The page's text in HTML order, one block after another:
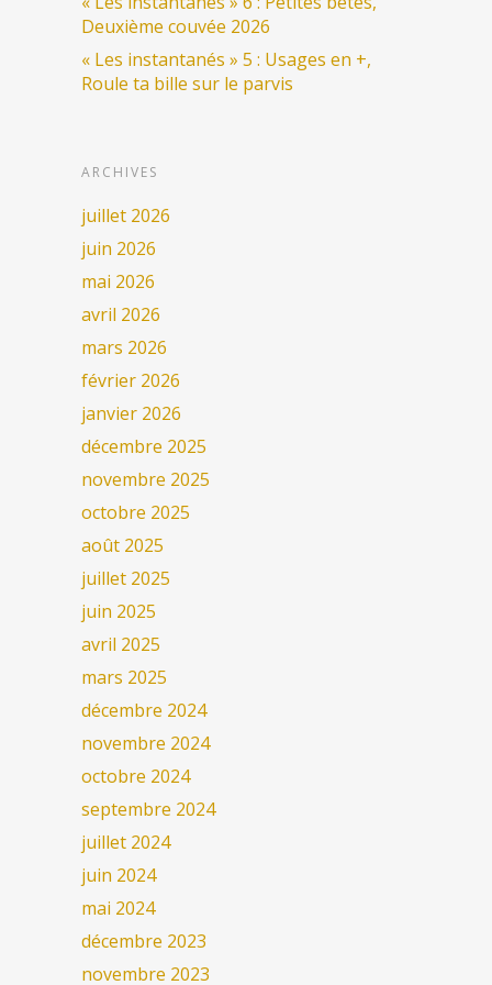
Deuxième couvée 2026
« Les instantanés » 5 : Usages en +,
Roule ta bille sur le parvis
ARCHIVES
juillet 2026
juin 2026
mai 2026
avril 2026
mars 2026
février 2026
janvier 2026
décembre 2025
novembre 2025
octobre 2025
août 2025
juillet 2025
juin 2025
avril 2025
mars 2025
décembre 2024
novembre 2024
octobre 2024
septembre 2024
juillet 2024
juin 2024
mai 2024
décembre 2023
novembre 2023